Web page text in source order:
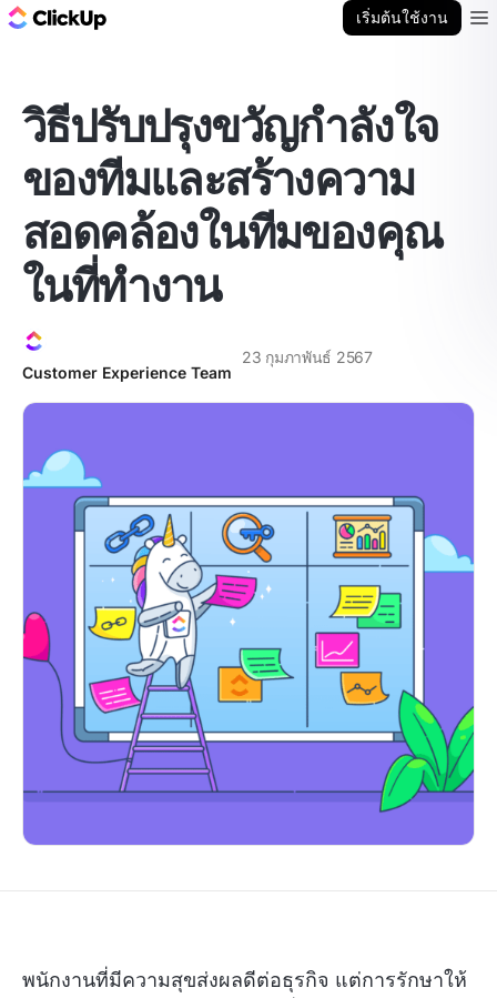
เริ่มต้นใช้งาน
วิธีปรับปรุงขวัญกำลังใจ
ของทีมและสร้างความ
สอดคล้องในทีมของคุณ
ในที่ทำงาน
Customer Experience Team
23 กุมภาพันธ์ 2567
พนักงานที่มีความสุขส่งผลดีต่อธุรกิจ แต่การรักษาให้